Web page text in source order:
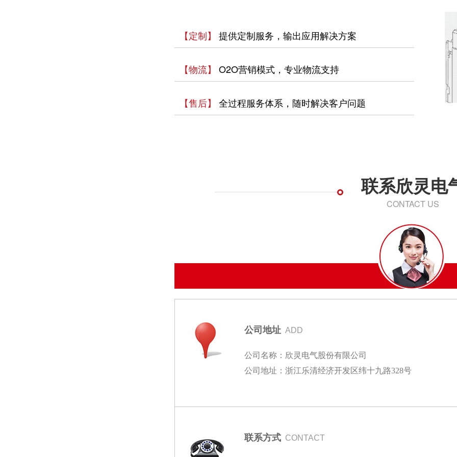
【定制】 提供定制服务，输出应用解决方案
【物流】 O2O营销模式，专业物流支持
【售后】 全过程服务体系，随时解决客户问题
联系欣灵电
CONTACT US
公司地址 ADD
公司名称：欣灵电气股份有限公司
公司地址：浙江乐清经济开发区纬十九路328号
联系方式 CONTACT